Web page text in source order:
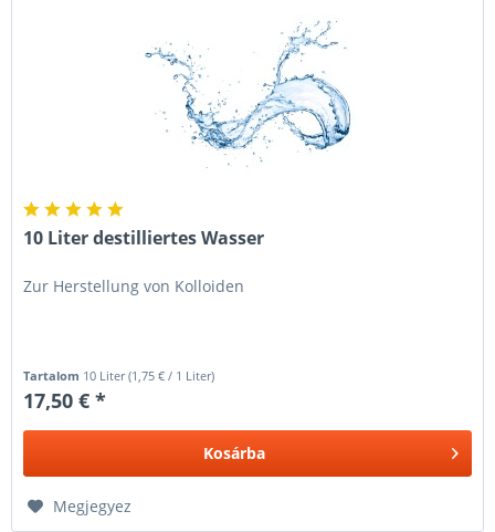
10 Liter destilliertes Wasser
Zur Herstellung von Kolloiden
Tartalom 10 Liter(1,75 € / 1 Liter)
17,50 € *
Kosárba
Megjegyez